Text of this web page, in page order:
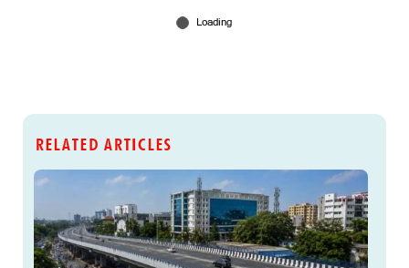
RELATED ARTICLES